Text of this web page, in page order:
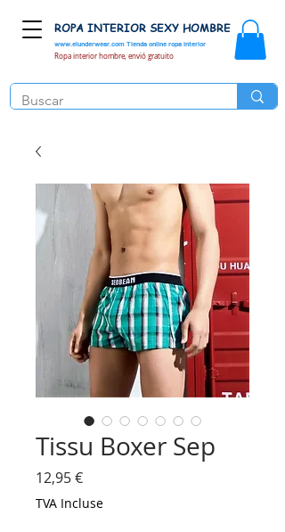
www.elunderwear.com Tienda online ropa interior
ROPA INTERIOR SEXY HOMBRE
Ropa interior hombre, envió gratuito
Tissu Boxer Sep
12,95 €Prix
TVA Incluse